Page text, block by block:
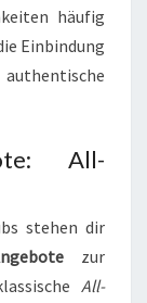
häufig
Einbindung
All-
stehen dir
zur
All-